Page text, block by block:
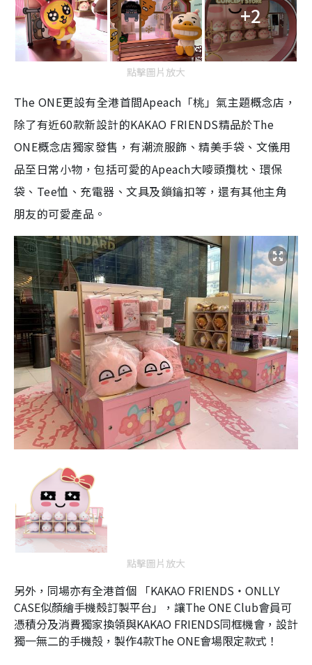
+2
點擊圖片放大
The ONE更設有全港首間Apeach「桃」氣主題概念店，
除了有近60款新設計的KAKAO FRIENDS精品於The
ONE概念店獨家發售，有潮流服飾、精美手袋、文儀用
品至日常小物，包括可愛的Apeach大嘜頭攬枕、環保
袋、Tee恤、充電器、文具及鎖鑰扣等，還有其他主角
朋友的可愛產品。
點擊圖片放大
另外，同場亦有全港首個 「KAKAO FRIENDS‧ONLLY
CASE似顏繪手機殼訂製平台」，讓The ONE Club會員可
憑積分及消費獨家換領與KAKAO FRIENDS同框機會，設計
獨一無二的手機殻，製作4款The ONE會場限定款式！